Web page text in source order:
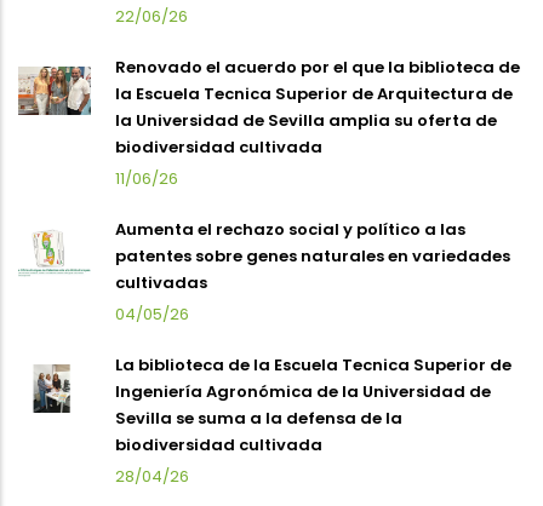
22/06/26
Renovado el acuerdo por el que la biblioteca de
la Escuela Tecnica Superior de Arquitectura de
la Universidad de Sevilla amplia su oferta de
biodiversidad cultivada
11/06/26
Aumenta el rechazo social y político a las
patentes sobre genes naturales en variedades
cultivadas
04/05/26
La biblioteca de la Escuela Tecnica Superior de
Ingeniería Agronómica de la Universidad de
Sevilla se suma a la defensa de la
biodiversidad cultivada
28/04/26